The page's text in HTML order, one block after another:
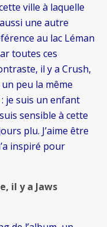
ville à laquelle
une autre
au lac Léman
toutes ces
il y a Crush,
peu la même
je suis un enfant
sensible à cette
plu. J’aime être
inspiré pour
il y a Jaws